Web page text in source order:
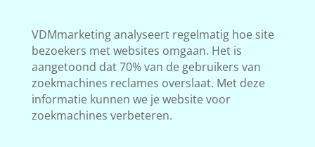
VDMmarketing analyseert regelmatig hoe site
bezoekers met websites omgaan. Het is
aangetoond dat 70% van de gebruikers van
zoekmachines reclames overslaat. Met deze
informatie kunnen we je website voor
zoekmachines verbeteren.